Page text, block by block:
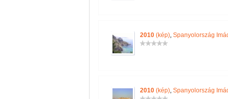
2010 (kép), Spanyolország
2010 (kép), Spanyolország